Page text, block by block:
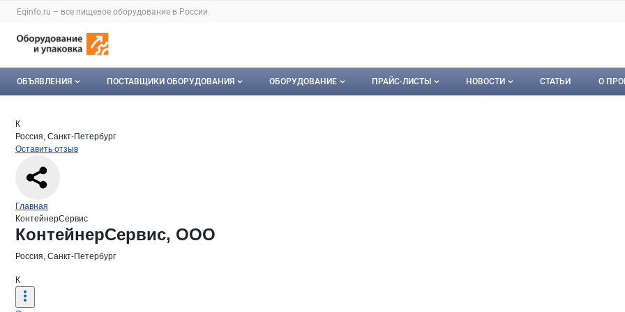
Раздел навигации по сайту eqinfo.ru
Eqinfo.ru – все пищевое оборудование в России.
Авторизация и меню пользователя
Навигация по разделам сайта eqinfo.ru
ОБЪЯВЛЕНИЯ
Мои объявления
ПОСТАВЩИКИ ОБОРУДОВАНИЯ
Каталог компаний
ОБОРУДОВАНИЕ ПРАЙС-ЛИСТЫ НОВОСТИ СТАТЬИ О
Страница компании
Страница компании
Краткая информация о компании
К
Россия, Санкт-Петербург
Оставить отзыв
Навигация по сайту
Главная
КонтейнерСервис
Основная информация о компании
КонтейнерСервис, ООО
Россия, Санкт-Петербург
К